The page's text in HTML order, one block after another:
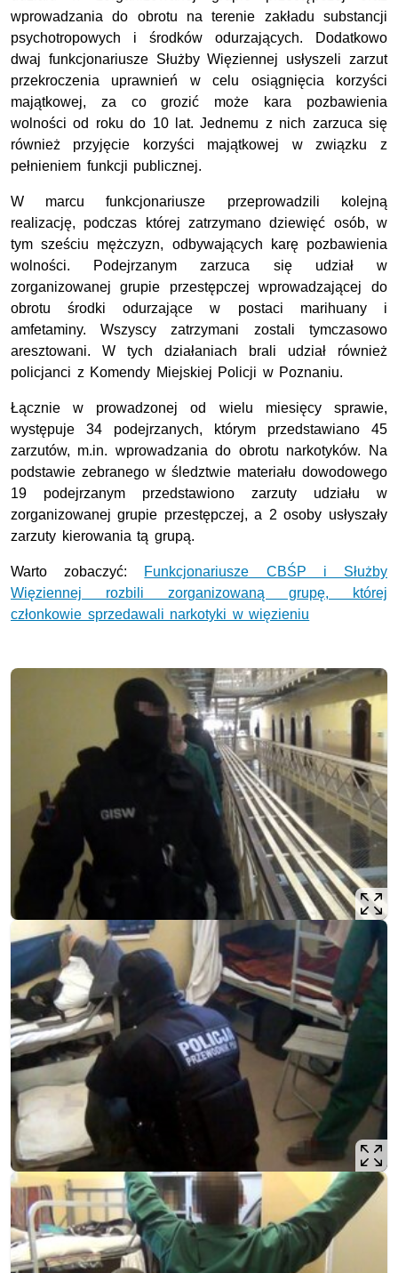
wprowadzania do obrotu na terenie zakładu substancji
psychotropowych i środków odurzających. Dodatkowo
dwaj funkcjonariusze Służby Więziennej usłyszeli zarzut
przekroczenia uprawnień w celu osiągnięcia korzyści
majątkowej, za co grozić może kara pozbawienia
wolności od roku do 10 lat. Jednemu z nich zarzuca się
również przyjęcie korzyści majątkowej w związku z
pełnieniem funkcji publicznej.
W marcu funkcjonariusze przeprowadzili kolejną
realizację, podczas której zatrzymano dziewięć osób, w
tym sześciu mężczyzn, odbywających karę pozbawienia
wolności. Podejrzanym zarzuca się udział w
zorganizowanej grupie przestępczej wprowadzającej do
obrotu środki odurzające w postaci marihuany i
amfetaminy. Wszyscy zatrzymani zostali tymczasowo
aresztowani. W tych działaniach brali udział również
policjanci z Komendy Miejskiej Policji w Poznaniu.
Łącznie w prowadzonej od wielu miesięcy sprawie,
występuje 34 podejrzanych, którym przedstawiano 45
zarzutów, m.in. wprowadzania do obrotu narkotyków. Na
podstawie zebranego w śledztwie materiału dowodowego
19 podejrzanym przedstawiono zarzuty udziału w
zorganizowanej grupie przestępczej, a 2 osoby usłyszały
zarzuty kierowania tą grupą.
Warto zobaczyć: Funkcjonariusze CBŚP i Służby
Więziennej rozbili zorganizowaną grupę, której
członkowie sprzedawali narkotyki w więzieniu